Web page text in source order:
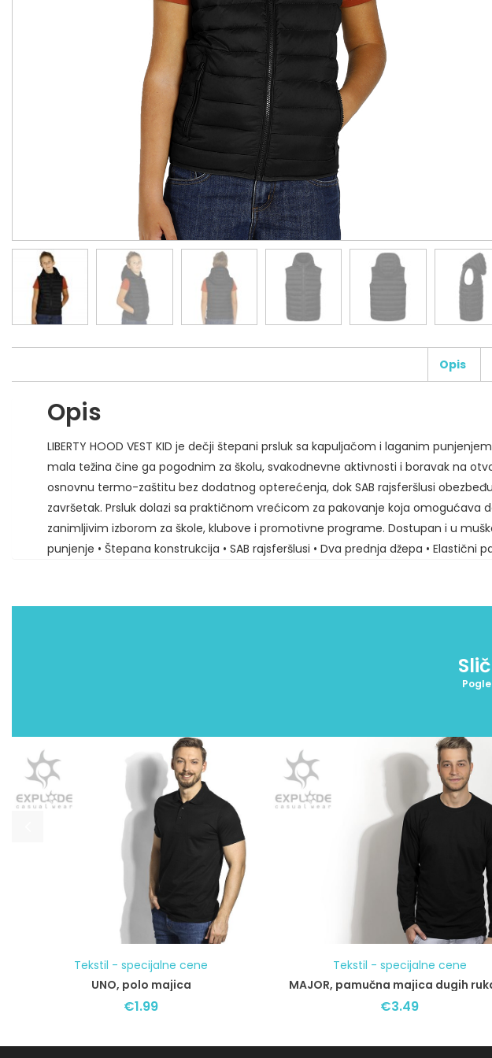
Opis
Opis
LIBERTY HOOD VEST KID je dečji štepani prsluk sa kapuljačom i laganim
mala težina čine ga pogodnim za školu, svakodnevne aktivnosti i boravak na
osnovnu termo-zaštitu bez dodatnog opterećenja, dok SAB rajsferšlusi
završetak. Prsluk dolazi sa praktičnom vrećicom za pakovanje koja
zanimljivim izborom za škole, klubove i promotivne programe. Dostupan i u
punjenje • Štepana konstrukcija • SAB rajsferšlusi • Dva prednja džepa •
Tekstil - specijalne cene
UNO, polo majica
€1.99
Tekstil - specijalne cene
MAJOR, pamučna majica dugih
€3.49